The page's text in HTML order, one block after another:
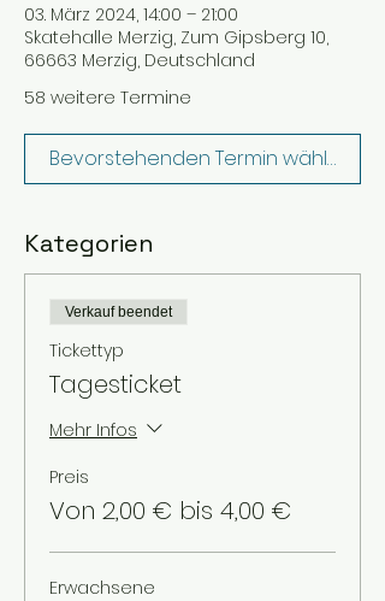
03. März 2024, 14:00 – 21:00
Skatehalle Merzig, Zum Gipsberg 10,
66663 Merzig, Deutschland
58 weitere Termine
Bevorstehenden Termin wählen
Kategorien
Verkauf beendet
Tickettyp
Tagesticket
Mehr Infos
Preis
Von 2,00 € bis 4,00 €
Erwachsene